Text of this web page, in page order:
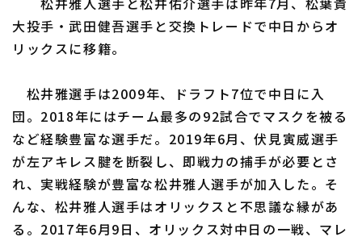
大投手・武田健吾選手と交換トレードで中日からオ
リックスに移籍。
松井雅選手は2009年、ドラフト7位で中日に入
団。2018年にはチーム最多の92試合でマスクを被る
など経験豊富な選手だ。2019年6月、伏見寅威選手
が左アキレス腱を断裂し、即戦力の捕手が必要とさ
れ、実戦経験が豊富な松井雅人選手が加入した。そ
んな、松井雅人選手はオリックスと不思議な縁があ
る。2017年6月9日、オリックス対中日の一戦、マレ